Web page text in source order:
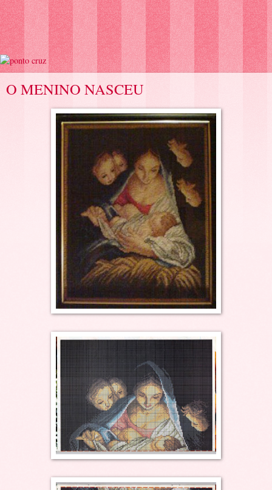
O MENINO NASCEU